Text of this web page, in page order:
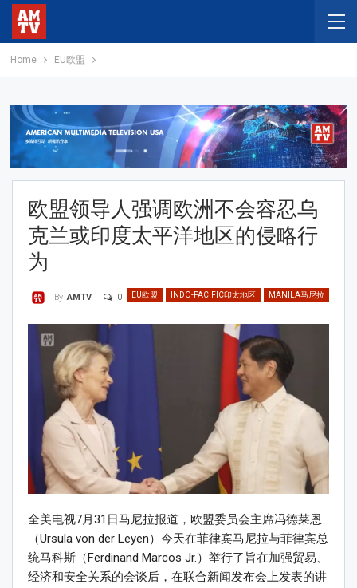
Home EU欧盟
欧盟领导人强调欧洲不会容忍乌
克兰或印度太平洋地区的侵略行
为
EU欧盟 INDO-PACIFIC印太地区 MANILA马尼拉
By AMTV 0
全美电视7月31日马尼拉报道，欧盟委员会主席冯德莱恩
（Ursula von der Leyen）今天在菲律宾马尼拉与菲律宾总
统马科斯（Ferdinand Marcos Jr.）举行了旨在加强贸易、
经济和安全关系的会谈后，在联合新闻发布会上发表的讲